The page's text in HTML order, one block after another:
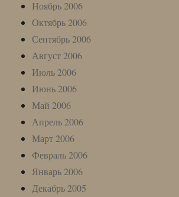
Ноябрь 2006
Октябрь 2006
Сентябрь 2006
Август 2006
Июль 2006
Июнь 2006
Май 2006
Апрель 2006
Март 2006
Февраль 2006
Январь 2006
Декабрь 2005